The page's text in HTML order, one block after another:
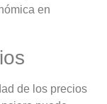
en
de los precios